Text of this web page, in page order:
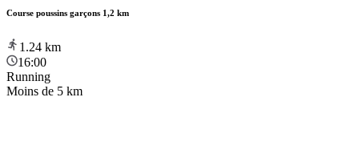
Course poussins garçons 1,2 km
1.24 km
16:00
Running
Moins de 5 km